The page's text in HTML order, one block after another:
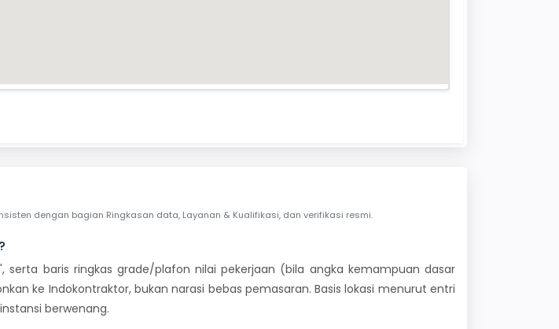
dengan bagian Ringkasan data, Layanan & Kualifikasi, dan verifikasi resmi.
serta baris ringkas grade/plafon nilai pekerjaan (bila angka kemampuan dasar
ke Indokontraktor, bukan narasi bebas pemasaran. Basis lokasi menurut entri
berwenang.